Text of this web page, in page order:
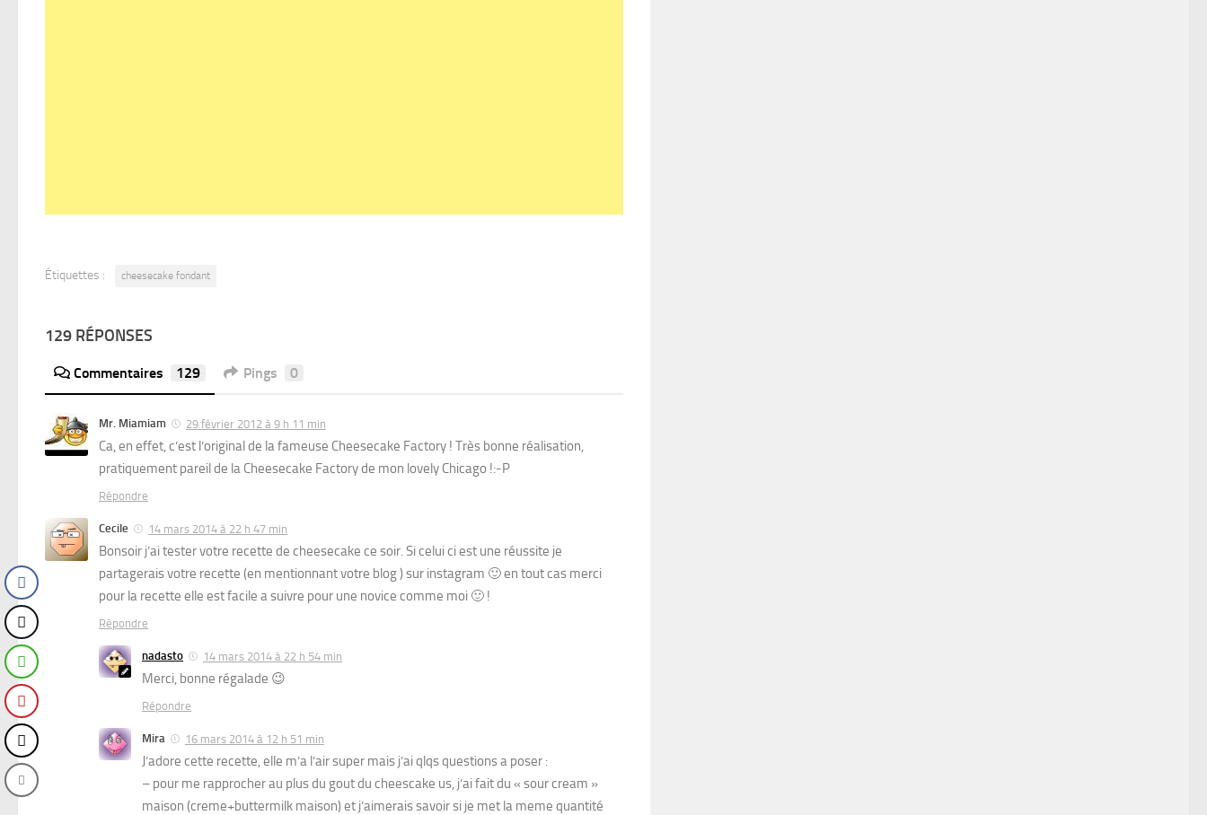
Étiquettes : cheesecake fondant
129 RÉPONSES
Commentaires 129 Pings 0
Mr. Miamiam 29 février 2012 à 9 h 11 min
Ca, en effet, c’est l’original de la fameuse Cheesecake Factory ! Très bonne réalisation,
pratiquement pareil de la Cheesecake Factory de mon lovely Chicago !:-P
Répondre
Cecile 14 mars 2014 à 22 h 47 min
Bonsoir j’ai tester votre recette de cheesecake ce soir. Si celui ci est une réussite je
partagerais votre recette (en mentionnant votre blog ) sur instagram 🙂 en tout cas merci
pour la recette elle est facile a suivre pour une novice comme moi 🙂 !
Répondre
nadasto 14 mars 2014 à 22 h 54 min
Merci, bonne régalade 😉
Répondre
Mira 16 mars 2014 à 12 h 51 min
J’adore cette recette, elle m’a l’air super mais j’ai qlqs questions a poser :
– pour me rapprocher au plus du gout du cheescake us, j’ai fait du « sour cream »
maison (creme+buttermilk maison) et j’aimerais savoir si je met la meme quantité